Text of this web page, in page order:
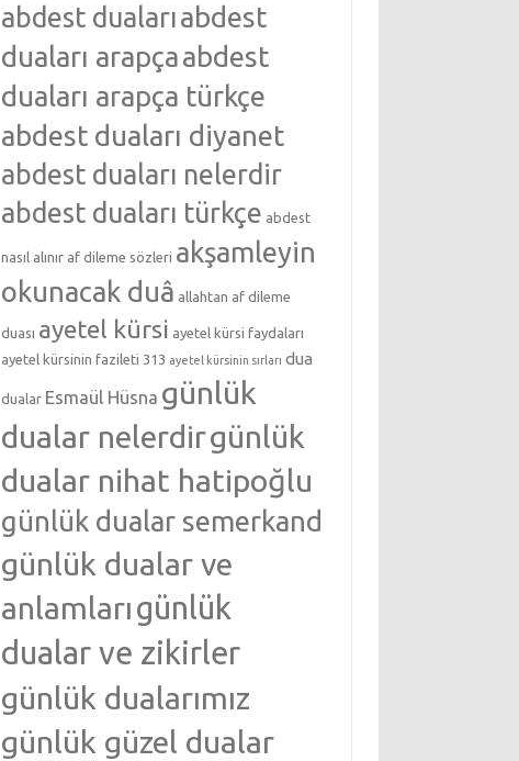
abdest dualarıabdest
duaları arapçaabdest
duaları arapça türkçe
abdest duaları diyanet
abdest duaları nelerdir
abdest duaları türkçe abdest
nasıl alınır af dileme sözleri akşamleyin
okunacak duâ allahtan af dileme
duası ayetel kürsi ayetel kürsi faydaları
ayetel kürsinin fazileti 313 ayetel kürsinin sırları dua
dualar Esmaül Hüsna günlük
dualar nelerdirgünlük
dualar nihat hatipoğlu
günlük dualar semerkand
günlük dualar ve
anlamlarıgünlük
dualar ve zikirler
günlük dualarımız
günlük güzel dualar